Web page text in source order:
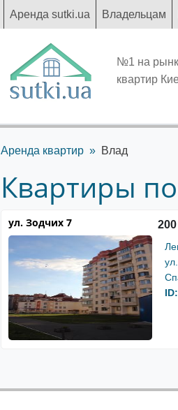
Аренда sutki.ua Владельцам
№1 на
квартир
Аренда квартир Влад
Квартиры
ул. Зодчих 7 200